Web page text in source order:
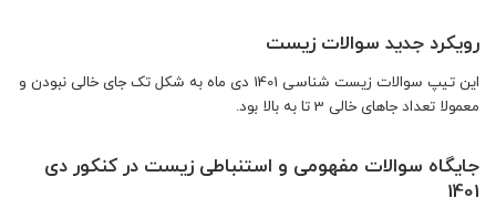
رویکرد جدید سوالات زیست
این تیپ سوالات زیست شناسی 1401 دی ماه به شکل تک جای خالی نبودن و
معمولا تعداد جاهای خالی 3 تا به بالا بود.
جایگاه سوالات مفهومی و استنباطی زیست در کنکور دی
1401